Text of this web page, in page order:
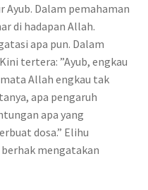
Ayub. Dalam pemahaman
di hadapan Allah.
apa pun. Dalam
tertera: ”Ayub, engkau
Allah engkau tak
apa pengaruh
apa yang
dosa.” Elihu
mengatakan